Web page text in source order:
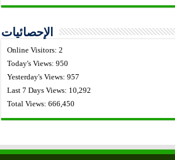
الإحصائيات
Online Visitors:2
Today's Views:950
Yesterday's Views:957
Last 7 Days Views: 10,292
Total Views:666,450